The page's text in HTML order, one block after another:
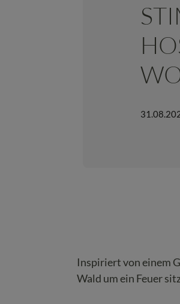
Inspiriert von einem
Wald um ein Feuer